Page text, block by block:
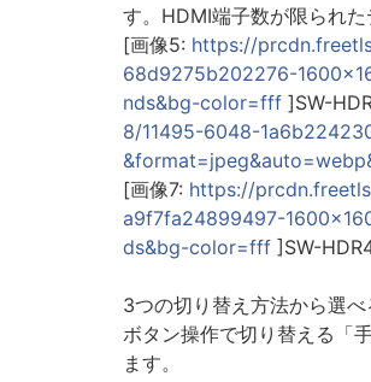
す。HDMI端子数が限られた
[画像5: https://
68d9275b202276-
nds&bg-color=fff ]SW-
8/11495-6048-
[画像7: https://
a9f7fa24899497-
ds&bg-color=fff ]SW-
3つの切り替え方法から選
ボタン操作で切り替える「
ます。